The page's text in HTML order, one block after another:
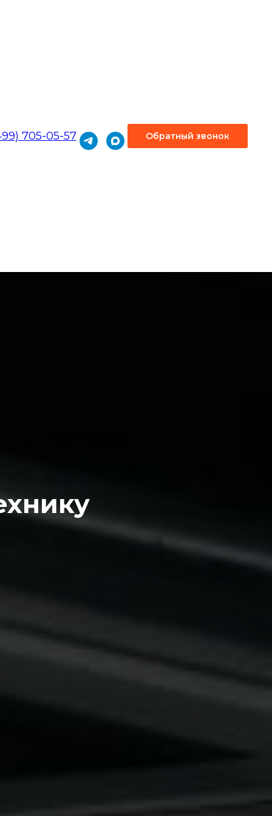
705-05-57 Обратный звонок